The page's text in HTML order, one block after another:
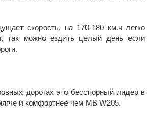
скорость, на 170-180 км.ч легко
так можно ездить целый день если
дорогах это бесспорный лидер в
и комфортнее чем MB W205.